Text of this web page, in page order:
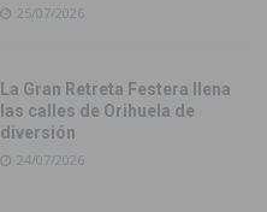
25/07/2026
La Gran Retreta Festera llena
las calles de Orihuela de
diversión
24/07/2026